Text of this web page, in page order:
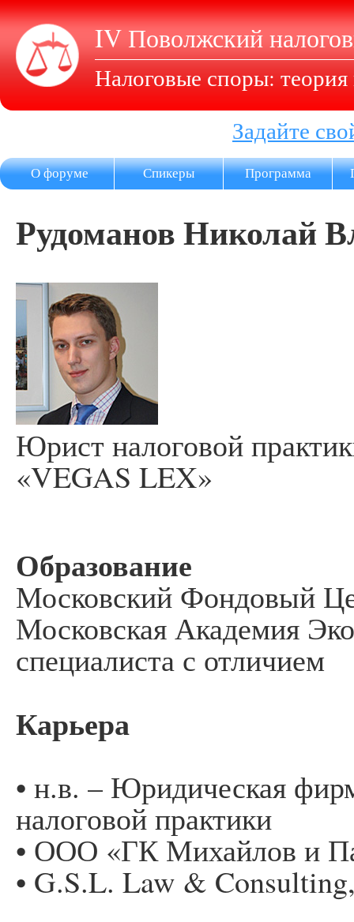
IV Поволжский
Налоговые споры: теория
Задайте
О форуме Спикеры Программа
Рудоманов Николай
Юрист налоговой
«VEGAS LEX»
Образование
Московский Фондовый
Московская Академия
специалиста с отличием
Карьера
• н.в. – Юридическая
налоговой практики
• ООО «ГК Михайлов и
• G.S.L. Law &